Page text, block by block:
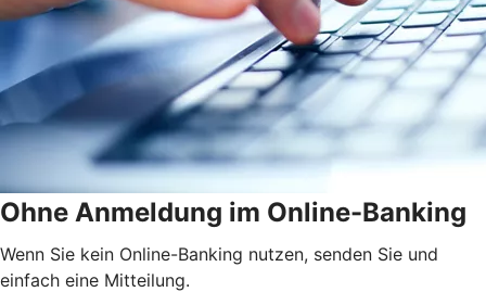
Ohne Anmeldung im Online-Banking
Wenn Sie kein Online-Banking nutzen, senden Sie und
einfach eine Mitteilung.